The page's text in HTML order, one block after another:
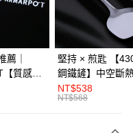
立即使用無須另外申請。
薦｜
質感圍
設計 防
潔
堅持 × 煎匙 【
鋼鐵鏟】中空斷
體成形
NT$538
NT$568